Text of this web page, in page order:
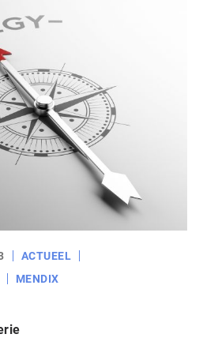
ACTUEEL
MENDIX